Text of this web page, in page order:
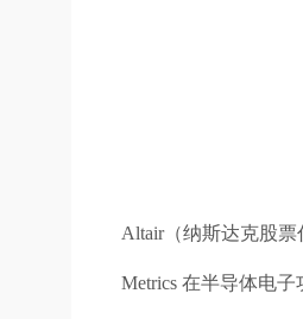
Altair（纳斯达克股票
Metrics 在半导体电